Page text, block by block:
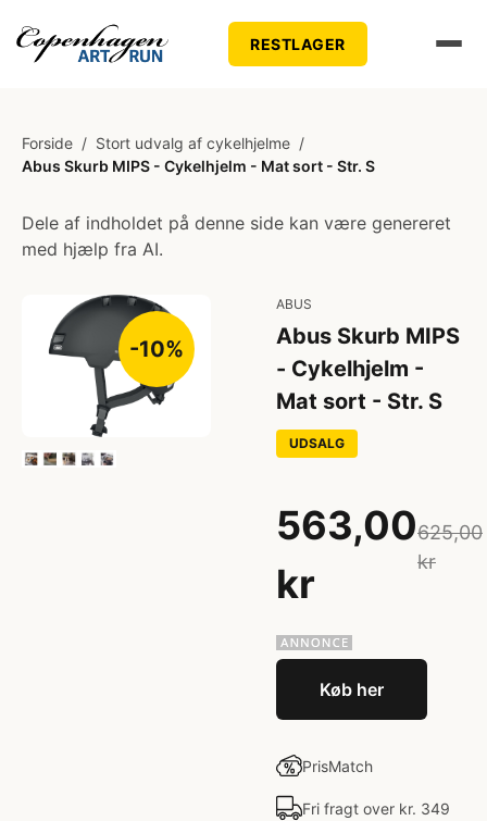
RESTLAGER
Forside / Stort udvalg af cykelhjelme /
Abus Skurb MIPS - Cykelhjelm - Mat sort - Str. S
Dele af indholdet på denne side kan være genereret
med hjælp fra AI.
-10%
ABUS
Abus Skurb MIPS
- Cykelhjelm -
Mat sort - Str. S
UDSALG
563,00
kr
625,00
kr
Køb her
PrisMatch
Fri fragt over kr. 349